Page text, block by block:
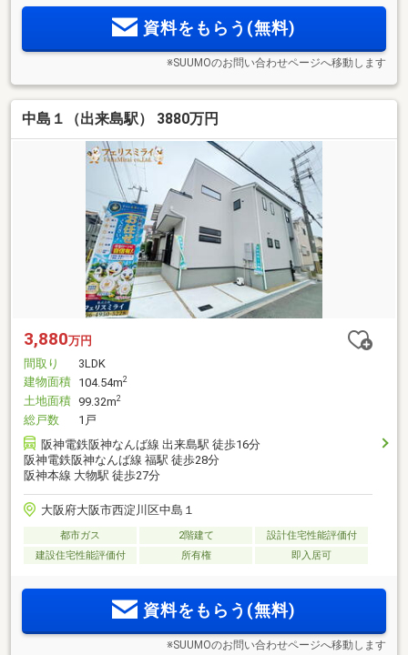
資料をもらう(無料)
※SUUMOのお問い合わせページへ移動します
中島１（出来島駅） 3880万円
3,880万円
間取り
3LDK
建物面積 104.54m2
土地面積 99.32m2
総戸数
1戸
阪神電鉄阪神なんば線 出来島駅 徒歩16分
阪神電鉄阪神なんば線 福駅 徒歩28分
阪神本線 大物駅 徒歩27分
大阪府大阪市西淀川区中島１
都市ガス 2階建て
設計住宅性能評価付
建設住宅性能評価付
所有権 即入居可
資料をもらう(無料)
※SUUMOのお問い合わせページへ移動します